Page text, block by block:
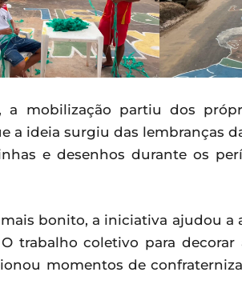
a mobilização partiu dos
a ideia surgiu das lembranças
e desenhos durante os
bonito, a iniciativa ajudou a
trabalho coletivo para decorar
momentos de